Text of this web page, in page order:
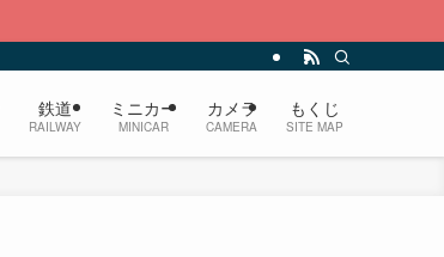
鉄道
RAILWAY
ミニカー
MINICAR
カメラ
CAMERA
もくじ
SITE MAP